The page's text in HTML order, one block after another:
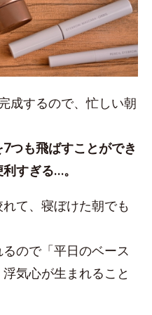
成するので、忙しい朝
つも飛ばすことができ
すぎる…。
て、寝ぼけた朝でも
ので「平日のベース
気心が生まれること